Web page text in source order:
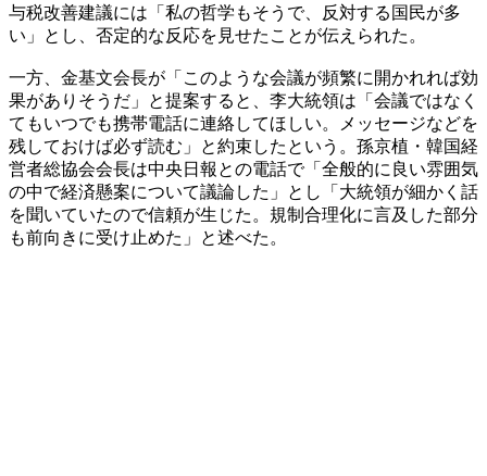
与税改善建議には「私の哲学もそうで、反対する国民が多
い」とし、否定的な反応を見せたことが伝えられた。
一方、金基文会長が「このような会議が頻繁に開かれれば効
果がありそうだ」と提案すると、李大統領は「会議ではなく
てもいつでも携帯電話に連絡してほしい。メッセージなどを
残しておけば必ず読む」と約束したという。孫京植・韓国経
営者総協会会長は中央日報との電話で「全般的に良い雰囲気
の中で経済懸案について議論した」とし「大統領が細かく話
を聞いていたので信頼が生じた。規制合理化に言及した部分
も前向きに受け止めた」と述べた。